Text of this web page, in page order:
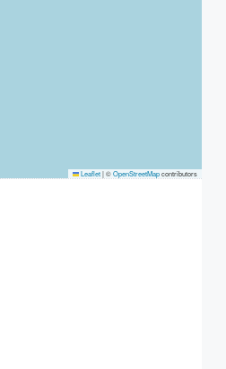
Leaflet|©OpenStreetMapcontributors